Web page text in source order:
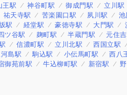
王駅 神谷町駅 御成門駅 立川駅
祐天寺駅 苦楽園口駅 夙川駅 池
駅 経堂駅 豪徳寺駅 大門駅
ツ谷駅 麹町駅 半蔵門駅 元住
信濃町駅 立川北駅 西国立駅
島駅 駒込駅 小伝馬町駅 西八
御苑前駅 牛込柳町駅 新宿駅